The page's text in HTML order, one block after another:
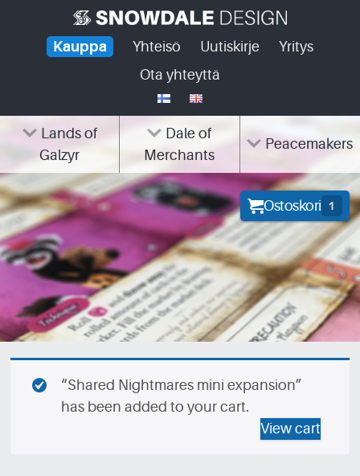
content Kauppa Yhteisö Uutiskirje
Yritys
Ota yhteyttä
Lands of
Galzyr
Dale of
Merchants
Peacemakers
Ostoskori 1
“Shared Nightmares mini expansion”
has been added to your cart.
View cart